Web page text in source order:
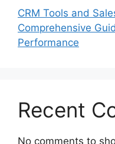
CRM Tools and
Comprehensive
Performance
Recent
No comments to